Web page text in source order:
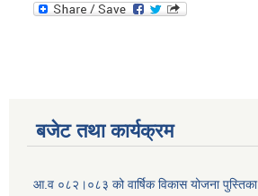
बजेट तथा कार्यक्रम
आ.व ०८२।०८३ को वार्षिक विकास योजना पुस्तिका